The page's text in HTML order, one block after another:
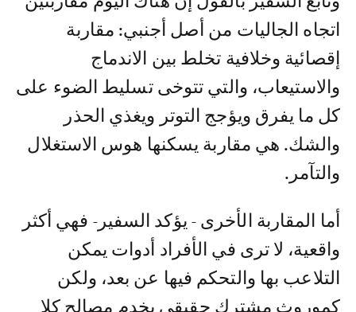
اتجاه الجاليات من أصل أجنبي: مقاربة
إقصائية وخلافية تخلط بين الاندماج
والاستيعاب، والتي تتوخى تسليط الضوء على
كل ما يفرق ويؤجج التوتر ويغذي الحذر
والشك. هي مقاربة يسكنها هوس الاستغلال
والتآمر.
أما المقاربة الأخرى - يؤكد السفير- فهي أكثر
واقعية، لا ترى في الأفراد أدوات يمكن
التلاعب بها والتحكم فيها عن بعد، ولكن
كموروث مشترك حقيقي يخدم مصالح كلا